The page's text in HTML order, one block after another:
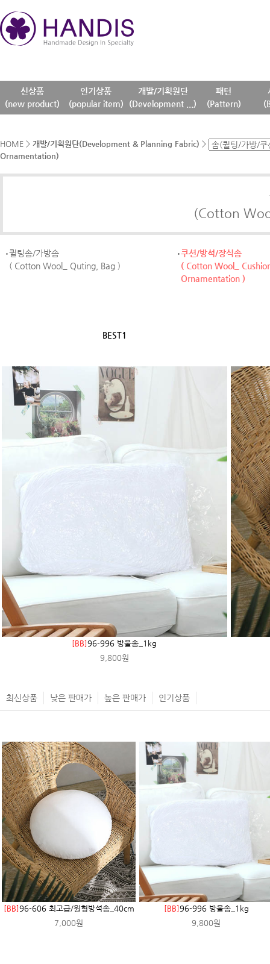
신상품
(new product)
인기상품
(popular item)
개발/기획원단
(Development ...)
패턴
(Pattern)
HOME > 개발/기획원단(Development & Planning Fabric) >
Ornamentation)
(Cotton
퀼팅솜/가방솜
( Cotton Wool_ Quting, Bag )
쿠션/방석/장식솜
( Cotton Wool_
Ornamentation )
BEST1
[BB]96-996 방울솜_1kg
9,800원
최신상품 낮은 판매가 높은 판매가 인기상품
[BB]96-606 최고급/원형방석솜_40cm
7,000원
[BB]96-996 방울솜_1kg
9,800원